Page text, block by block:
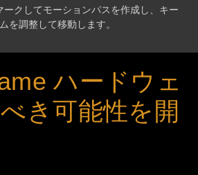
ークしてモーションパスを作成し、キー
を調整して移動します。
ハードウェ
き可能性を開